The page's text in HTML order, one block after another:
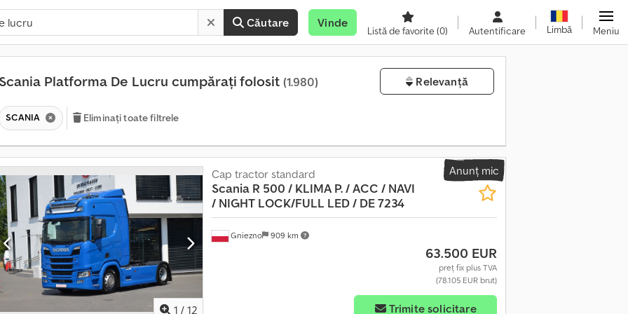
Căutare Vinde
Listă de favorite(0) Autentificare Limbă Meniu
Scania Platforma De Lucru cumpărați folosit (1.980) Relevanță
SCANIA Eliminați toate filtrele
Anunț mic
1 / 12
Gniezno 909 km
Cap tractor standard
Scania R 500 / KLIMA P. / ACC / NAVI
/ NIGHT LOCK/FULL LED / DE 7234
63.500 EUR
preț fix plus TVA
(78.105 EUR brut)
Trimite solicitare
P
e
s
t